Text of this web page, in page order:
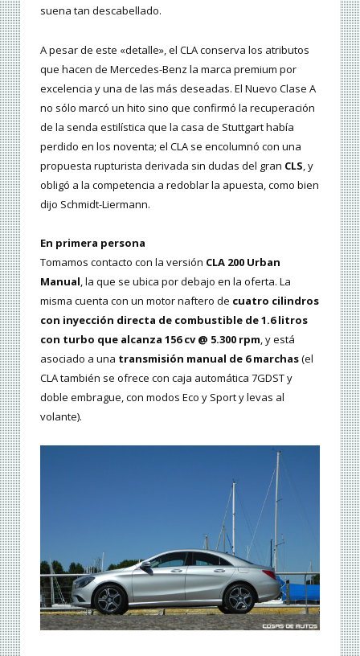
suena tan descabellado.
A pesar de este «detalle», el CLA conserva los atributos
que hacen de Mercedes-Benz la marca premium por
excelencia y una de las más deseadas. El Nuevo Clase A
no sólo marcó un hito sino que confirmó la recuperación
de la senda estilística que la casa de Stuttgart había
perdido en los noventa; el CLA se encolumnó con una
propuesta rupturista derivada sin dudas del gran CLS, y
obligó a la competencia a redoblar la apuesta, como bien
dijo Schmidt-Liermann.
En primera persona
Tomamos contacto con la versión CLA 200 Urban
Manual, la que se ubica por debajo en la oferta. La
misma cuenta con un motor naftero de cuatro cilindros
con inyección directa de combustible de 1.6 litros
con turbo que alcanza 156 cv @ 5.300 rpm, y está
asociado a una transmisión manual de 6 marchas(el
CLA también se ofrece con caja automática 7GDST y
doble embrague, con modos Eco y Sport y levas al
volante).